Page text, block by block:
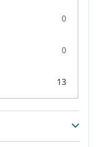
0
0
13